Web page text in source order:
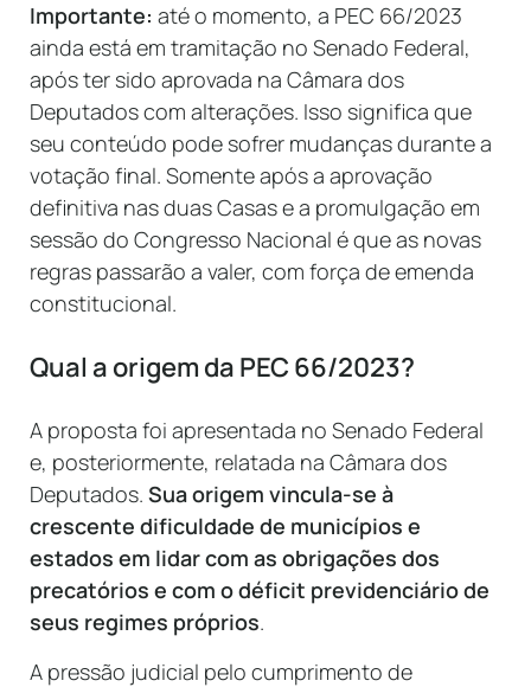
Importante: até o momento, a PEC 66/2023
ainda está em tramitação no Senado Federal,
após ter sido aprovada na Câmara dos
Deputados com alterações. Isso significa que
seu conteúdo pode sofrer mudanças durante a
votação final. Somente após a aprovação
definitiva nas duas Casas e a promulgação em
sessão do Congresso Nacional é que as novas
regras passarão a valer, com força de emenda
constitucional.
Qual a origem da PEC 66/2023?
A proposta foi apresentada no Senado Federal
e, posteriormente, relatada na Câmara dos
Deputados. Sua origem vincula-se à
crescente dificuldade de municípios e
estados em lidar com as obrigações dos
precatórios e com o déficit previdenciário de
seus regimes próprios.
A pressão judicial pelo cumprimento de